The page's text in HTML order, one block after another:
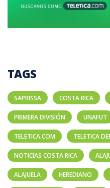
TAGS
SAPRISSA COSTA RICA
PRIMERA DIVISIÓN UNAFUT
TELETICA.COM TELETICA
NOTICIAS COSTA RICA
ALAJUELA HEREDIANO